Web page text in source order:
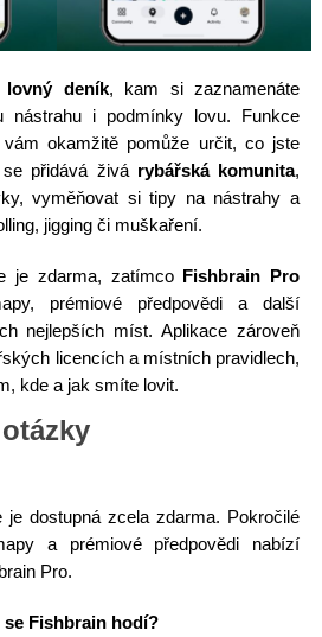
lovný deník, kam si zaznamenáte
nástrahu i podmínky lovu. Funkce
okamžitě pomůže určit, co jste
přidává živá rybářská komunita,
vyměňovat si tipy na nástrahy a
jigging či muškaření.
je zdarma, zatímco Fishbrain Pro
prémiové předpovědi a další
nejlepších míst. Aplikace zároveň
licencích a místních pravidlech,
kde a jak smíte lovit.
je dostupná zcela zdarma. Pokročilé
a prémiové předpovědi nabízí
Pro.
Fishbrain hodí?